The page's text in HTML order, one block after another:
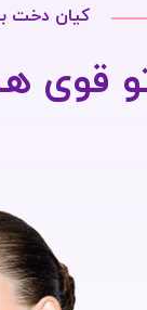
کیان دخت
قوی